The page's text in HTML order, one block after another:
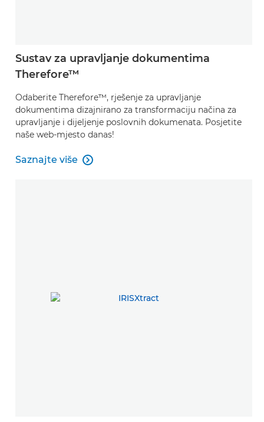
Sustav za upravljanje dokumentima
Therefore™
Odaberite Therefore™, rješenje za upravljanje
dokumentima dizajnirano za transformaciju načina za
upravljanje i dijeljenje poslovnih dokumenata. Posjetite
naše web-mjesto danas!
Saznajte više
Saznajte više
